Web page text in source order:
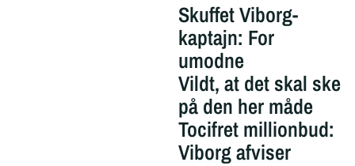
Skuffet Viborg-
kaptajn: For
umodne
Vildt, at det skal ske
på den her måde
Tocifret millionbud:
Viborg afviser